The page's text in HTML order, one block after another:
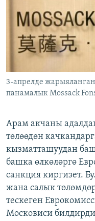
ЫҢГАЙСЫЗ СУРООЛОР
ЭЕ/АРнун бардык
3-апрелде
панамалык Mossack
Арам акчаны
төлөөдөн
кызматташуудан
башка өлкөлөргө
санкция киргизет.
жана салык
тескеген
Московиси